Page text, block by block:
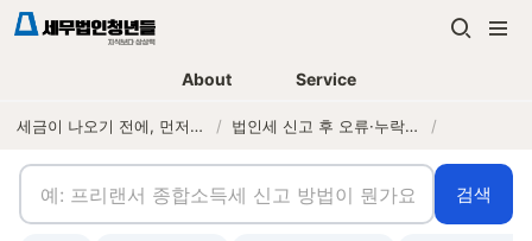
About Service
세금이 나오기 전에, 먼저 연락하는 세무법인 / 법인세 신고 후 오류·누락 발견 시 대응법 — 수정신고·경정청구 선택 기준과 가산세 감면 계산 /
검색